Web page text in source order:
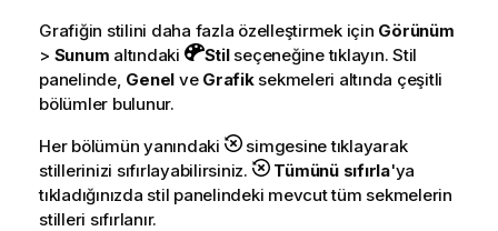
Grafiğin stilini daha fazla özelleştirmek için Görünüm
> Sunum altındaki Stilseçeneğine tıklayın. Stil
panelinde, Genel ve Grafiksekmeleri altında çeşitli
bölümler bulunur.
Her bölümün yanındaki
simgesine tıklayarak
stillerinizi sıfırlayabilirsiniz.
Tümünü sıfırla'ya
tıkladığınızda stil panelindeki mevcut tüm sekmelerin
stilleri sıfırlanır.